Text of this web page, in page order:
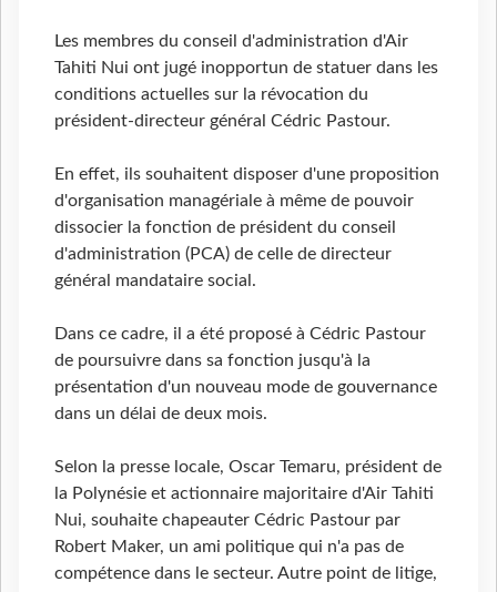
Les membres du conseil d'administration d'Air
Tahiti Nui ont jugé inopportun de statuer dans les
conditions actuelles sur la révocation du
président-directeur général Cédric Pastour.
En effet, ils souhaitent disposer d'une proposition
d'organisation managériale à même de pouvoir
dissocier la fonction de président du conseil
d'administration (PCA) de celle de directeur
général mandataire social.
Dans ce cadre, il a été proposé à Cédric Pastour
de poursuivre dans sa fonction jusqu'à la
présentation d'un nouveau mode de gouvernance
dans un délai de deux mois.
Selon la presse locale, Oscar Temaru, président de
la Polynésie et actionnaire majoritaire d'Air Tahiti
Nui, souhaite chapeauter Cédric Pastour par
Robert Maker, un ami politique qui n'a pas de
compétence dans le secteur. Autre point de litige,